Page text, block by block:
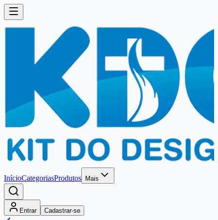
InícioCategoriasProdutos Mais
Entrar Cadastrar-se